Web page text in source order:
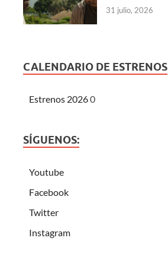
31 julio, 2026
CALENDARIO DE ESTRENOS
Estrenos 20260
SÍGUENOS:
Youtube
Facebook
Twitter
Instagram